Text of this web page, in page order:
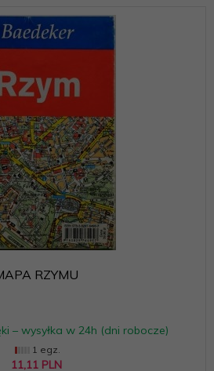
RZYMU
– wysyłka w 24h (dni robocze)
1 egz.
11,11 PLN